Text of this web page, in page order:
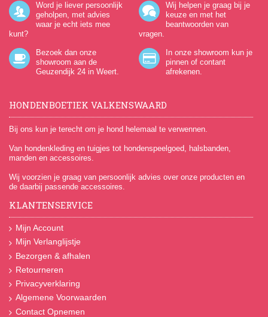
Word je liever persoonlijk
geholpen, met advies
waar je echt iets mee
kunt?
Wij helpen je graag bij je
keuze en met het
beantwoorden van
vragen.
Bezoek dan onze
showroom aan de
Geuzendijk 24 in Weert.
In onze showroom kun je
pinnen of contant
afrekenen.
HONDENBOETIEK VALKENSWAARD
Bij ons kun je terecht om je hond helemaal te verwennen.
Van hondenkleding en tuigjes tot hondenspeelgoed, halsbanden,
manden en accessoires.
Wij voorzien je graag van persoonlijk advies over onze producten en
de daarbij passende accessoires.
KLANTENSERVICE
Mijn Account
Mijn Verlanglijstje
Bezorgen & afhalen
Retourneren
Privacyverklaring
Algemene Voorwaarden
Contact Opnemen